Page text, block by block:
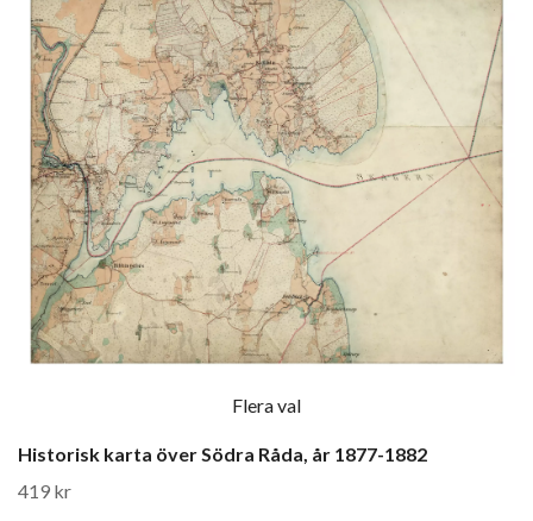
Flera val
Historisk karta över Södra Råda, år 1877-1882
419 kr